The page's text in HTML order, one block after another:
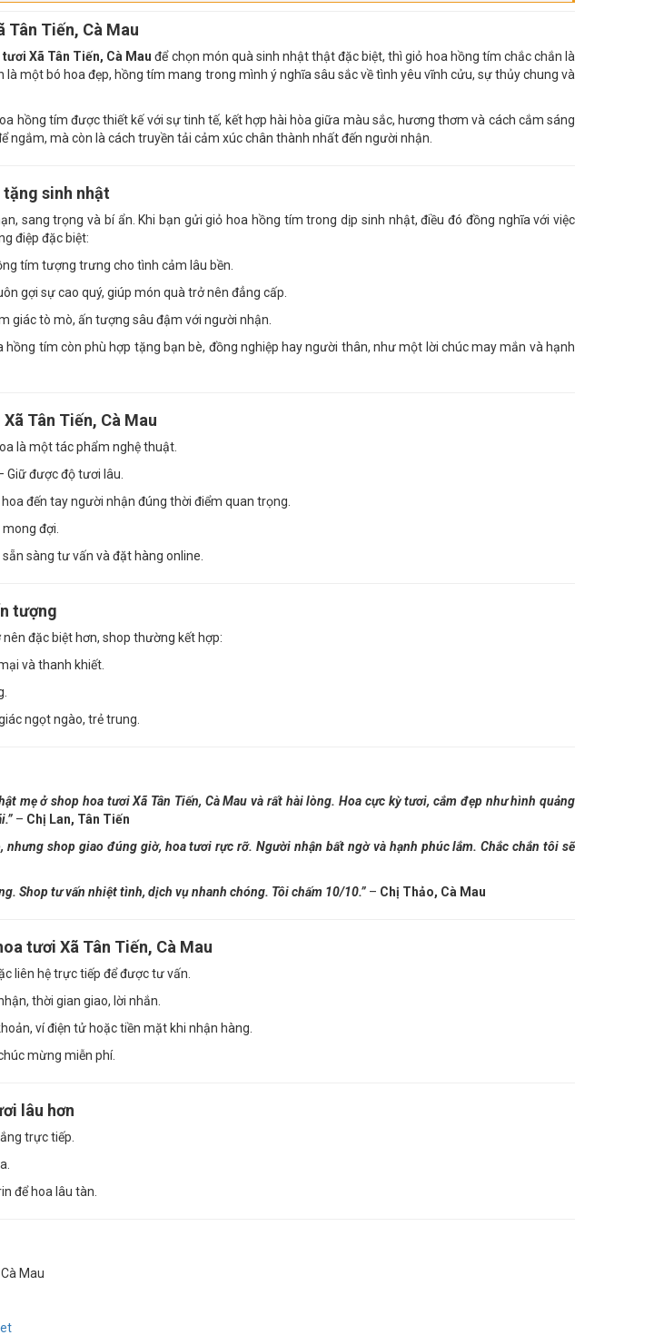
Tân Tiến, Cà Mau
Xã Tân Tiến, Cà Mau để chọn món quà sinh nhật thật đặc biệt, thì giỏ hoa hồng tím chắc chắn là
là một bó hoa đẹp, hồng tím mang trong mình ý nghĩa sâu sắc về tình yêu vĩnh cửu, sự thủy chung và
hồng tím được thiết kế với sự tinh tế, kết hợp hài hòa giữa màu sắc, hương thơm và cách cắm sáng
ngắm, mà còn là cách truyền tải cảm xúc chân thành nhất đến người nhận.
sinh nhật
sang trọng và bí ẩn. Khi bạn gửi giỏ hoa hồng tím trong dịp sinh nhật, điều đó đồng nghĩa với việc
điệp đặc biệt:
tím tượng trưng cho tình cảm lâu bền.
gợi sự cao quý, giúp món quà trở nên đẳng cấp.
giác tò mò, ấn tượng sâu đậm với người nhận.
hồng tím còn phù hợp tặng bạn bè, đồng nghiệp hay người thân, như một lời chúc may mắn và hạnh
Tân Tiến, Cà Mau
là một tác phẩm nghệ thuật.
Giữ được độ tươi lâu.
đến tay người nhận đúng thời điểm quan trọng.
đợi.
sẵn sàng tư vấn và đặt hàng online.
tượng
đặc biệt hơn, shop thường kết hợp:
và thanh khiết.
ngọt ngào, trẻ trung.
mẹ ở shop hoa tươi Xã Tân Tiến, Cà Mau và rất hài lòng. Hoa cực kỳ tươi, cắm đẹp như hình quảng
– Chị Lan, Tân Tiến
nhưng shop giao đúng giờ, hoa tươi rực rỡ. Người nhận bất ngờ và hạnh phúc lắm. Chắc chắn tôi sẽ
Shop tư vấn nhiệt tình, dịch vụ nhanh chóng. Tôi chấm 10/10.” – Chị Thảo, Cà Mau
tươi Xã Tân Tiến, Cà Mau
liên hệ trực tiếp để được tư vấn.
thời gian giao, lời nhắn.
ví điện tử hoặc tiền mặt khi nhận hàng.
mừng miễn phí.
lâu hơn
trực tiếp.
để hoa lâu tàn.
Mau